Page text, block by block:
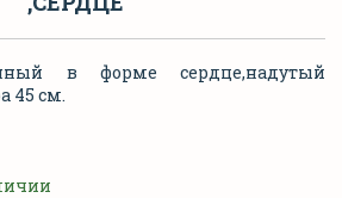
в форме сердце,надутый
45 см.